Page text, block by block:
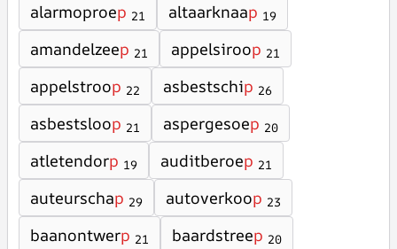
alarmoproep 21 altaarknaap 19
amandelzeep 21 appelsiroop 21
appelstroop 22 asbestschip 26
asbestsloop 21 aspergesoep 20
atletendorp 19 auditberoep 21
auteurschap 29 autoverkoop 23
baanontwerp 21 baardstreep 20